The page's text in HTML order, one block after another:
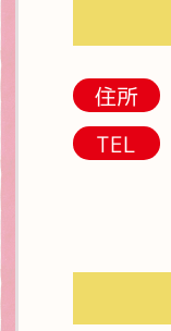
住所
TEL